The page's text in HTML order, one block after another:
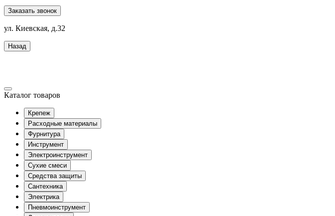
Заказать звонок
ул. Киевская, д.32
Назад
Каталог товаров
Крепеж
Расходные материалы
Фурнитура
Инструмент
Электроинструмент
Сухие смеси
Средства защиты
Сантехника
Электрика
Пневмоинструмент